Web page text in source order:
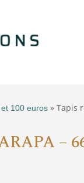
100 euros » Tapis
–